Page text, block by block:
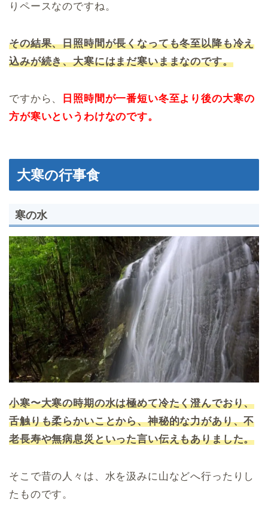
りペースなのですね。
その結果、日照時間が長くなっても冬至以降も冷え
込みが続き、大寒にはまだ寒いままなのです。
ですから、 日照時間が一番短い冬至より後の大寒の
方が寒いというわけなのです。
大寒の行事食
寒の水
小寒〜大寒の時期の水は極めて冷たく澄んでおり、
舌触りも柔らかいことから、神秘的な力があり、不
老長寿や無病息災といった言い伝えもありました。
そこで昔の人々は、水を汲みに山などへ行ったりし
たものです。